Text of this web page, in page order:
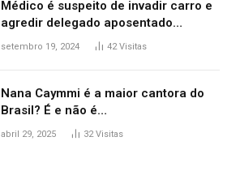
Médico é suspeito de invadir carro e
agredir delegado aposentado
durante confusão no trânsito
setembro 19, 2024 42Visitas
Nana Caymmi é a maior cantora do
Brasil? É e não é…
abril 29, 2025 32Visitas